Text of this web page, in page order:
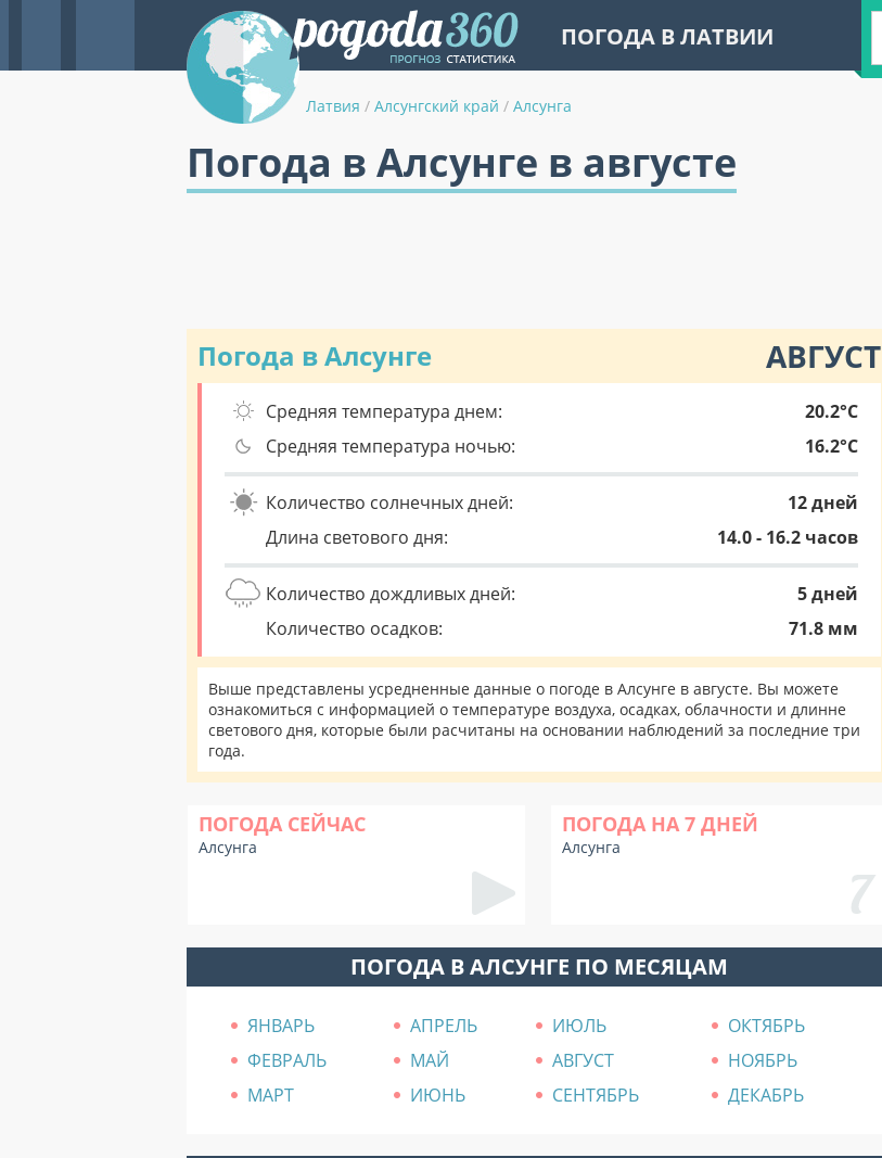
ПОГОДА В ЛАТВИИ
Латвия / Алсунгский край / Алсунга
Погода в Алсунге в августе
Погода в Алсунге АВГУСТ
Средняя температура днем:
20.2°C
Средняя температура ночью:
16.2°C
Количество солнечных дней:
12 дней
Длина светового дня:
14.0 - 16.2 часов
Количество дождливых дней:
5 дней
Количество осадков:
71.8 мм
Выше представлены усредненные данные о погоде в Алсунге в августе. Вы можете
ознакомиться с информацией о температуре воздуха, осадках, облачности и длинне
светового дня, которые были расчитаны на основании наблюдений за последние три
года.
ПОГОДА СЕЙЧАС
Алсунга
ПОГОДА НА 7 ДНЕЙ
Алсунга
ПОГОДА В АЛСУНГЕ ПО МЕСЯЦАМ
ЯНВАРЬ АПРЕЛЬ ИЮЛЬ
ОКТЯБРЬ
ФЕВРАЛЬ
МАЙ АВГУСТ
НОЯБРЬ
МАРТ
ИЮНЬ СЕНТЯБРЬ ДЕКАБРЬ